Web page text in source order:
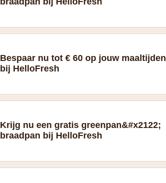
Bespaar nu tot € 60 op jouw maaltijden
bij HelloFresh
Krijg nu een gratis greenpan&#x2122;
braadpan bij HelloFresh